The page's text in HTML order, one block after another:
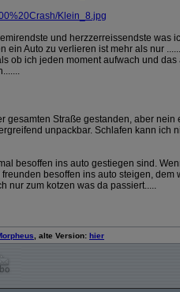
Klein_8.jpg
und herzzerreissendste was
ein Auto zu verlieren ist mehr als nur
ob ich jeden moment aufwach und das
gesamten Straße gestanden, aber nein
unpackbar. Schlafen kann ich
besoffen ins auto gestiegen sind.
besoffen ins auto steigen, dem
nur zum kotzen was da passiert.....
, alte Version: hier